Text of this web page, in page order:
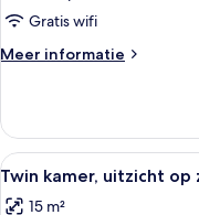
bed
laden
Gratis wifi
Meer informatie
Meer
kamer
(extra
bed
Alle
foto's
4
Twin kamer, uitzicht op
15 m²